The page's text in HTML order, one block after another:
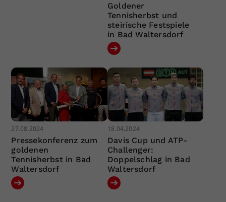
Goldener
Tennisherbst und
steirische Festspiele
in Bad Waltersdorf
27.08.2024
Pressekonferenz zum
goldenen
Tennisherbst in Bad
Waltersdorf
18.04.2024
Davis Cup und ATP-
Challenger:
Doppelschlag in Bad
Waltersdorf